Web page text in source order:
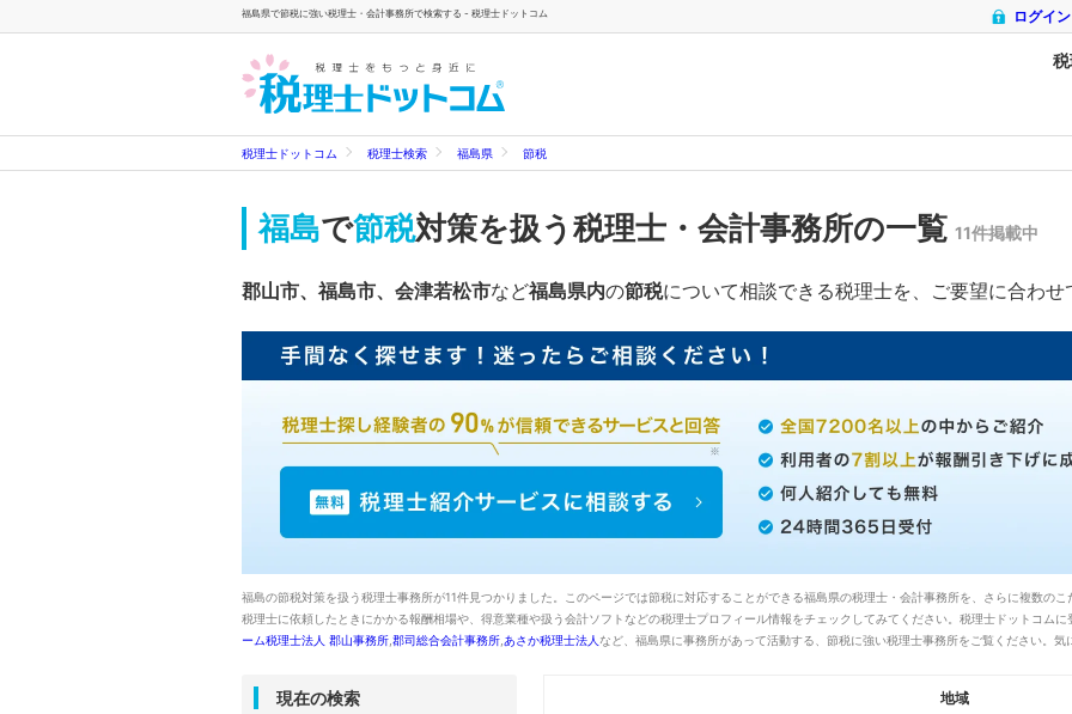
福島県で節税に強い税理士・会計事務所で検索する - 税理士ドットコム ログイン
税理士ドットコム 税理士検索 福島県 節税
福島で節税対策を扱う税理士・会計事務所の一覧 11件掲載中
郡山市、福島市、会津若松市など福島県内の節税について相談できる税理士を、ご要望に合わ
福島の節税対策を扱う税理士事務所が11件見つかりました。このページでは節税に対応することができる福島県の税理士・会計事務所を、さらに複数の
税理士に依頼したときにかかる報酬相場や、得意業種や扱う会計ソフトなどの税理士プロフィール情報をチェックしてみてください。税理士ドットコム
ーム税理士法人 郡山事務所 郡司総合会計事務所 あさか税理士法人 など、福島県に事務所があって活動する、節税に強い税理士事務所をご覧ください。
地域
現在の検索